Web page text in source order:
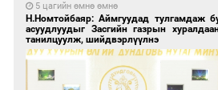
5 цагийн өмнө өмнө
Н.Номтойбаяр: Аймгуудад тулгамдаж
асуудлуудыг Засгийн газрын
танилцуулж, шийдвэрлүүлнэ